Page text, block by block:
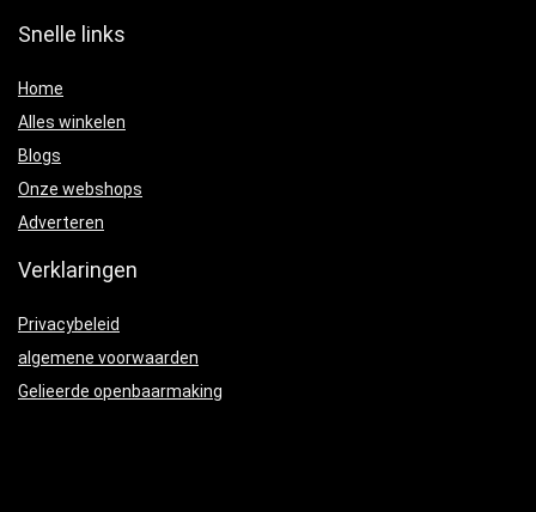
Snelle links
Home
Alles winkelen
Blogs
Onze webshops
Adverteren
Verklaringen
Privacybeleid
algemene voorwaarden
Gelieerde openbaarmaking